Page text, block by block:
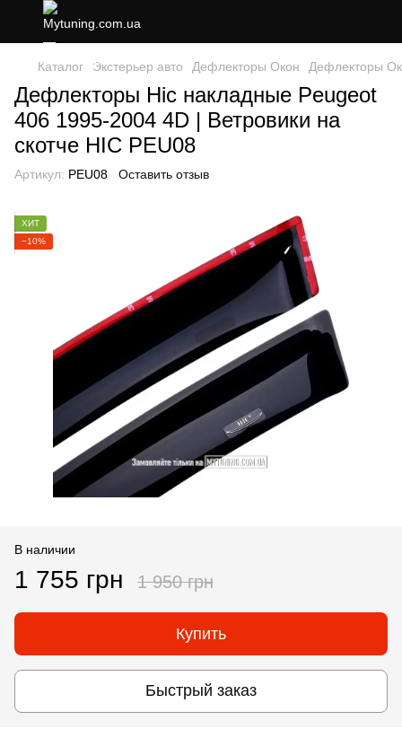
Каталог Экстерьер авто Дефлекторы Окон Дефлекторы
Дефлекторы Hic накладные Peugeot
406 1995-2004 4D | Ветровики на
скотче HIC PEU08
Артикул: PEU08 Оставить отзыв
ХИТ
−10%
В наличии
1 755 грн 1 950 грн
Купить
Быстрый заказ